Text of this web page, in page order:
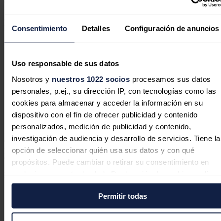
Consentimiento Detalles Configuración de anuncios
Uso responsable de sus datos
Nosotros y nuestros 1022 sociosprocesamos sus datos
personales, p.ej., su dirección IP, con tecnologías como las
cookies para almacenar y acceder la información en su
dispositivo con el fin de ofrecer publicidad y contenido
personalizados, medición de publicidad y contenido,
investigación de audiencia y desarrollo de servicios. Tiene la
opción de seleccionar quién usa sus datos y con qué
propósitos. Puede cambiar o retirar su consentimiento en
en el Menú de consentimiento.
Si lo permite, también quisiéramos:
Permitir todas
proyectos hibridos para poder suministrar en horas sin recurso, ha
Mercado de Valores (CNMV).
Grenergy activa en Chile una subasta inversa para
vender 1,7 TWh de energía fotovoltaica
La iniciativa de Grenergy está dirigida a generadoras,
comercializadoras y grandes consumidores con
demanda de energía en los próximos años.
Entre ellos, se encuentra la planta de Monte Águila, de 340 MW,
que está ubicada en la región de Biobío y que, una vez construida,
pasará a ser la más grande en el centro de Chile, sumándose a la de
Gran Teno de 241 MW, ya operativa y en proceso de hibridación.